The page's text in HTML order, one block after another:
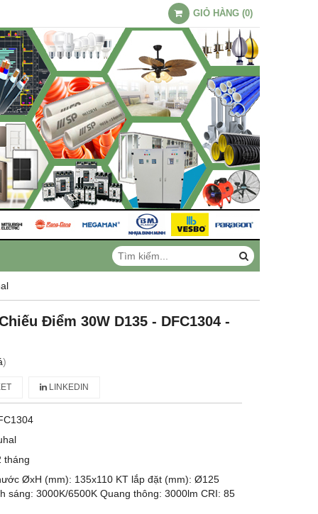
GIỎ HÀNG (0)
Điểm 30W D135 - DFC1304 -
)
LINKEDIN
tháng
ØxH (mm): 135x110 KT lắp đặt (mm): Ø125
sáng: 3000K/6500K Quang thông: 3000lm CRI: 85